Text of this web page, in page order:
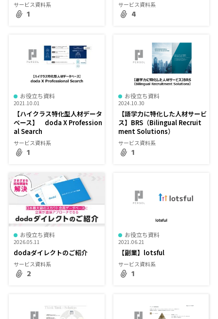
サービス資料系
1
サービス資料系
4
お役立ち資料
2021.10.01
【ハイクラス特化型人材データ
ベース】 doda X Profession
al Search
サービス資料系
1
お役立ち資料
2024.10.30
【語学力に特化した人材サービ
ス】BRS（Bilingual Recruit
ment Solutions）
サービス資料系
1
お役立ち資料
2026.05.11
dodaダイレクトのご紹介
サービス資料系
2
お役立ち資料
2021.06.21
【副業】lotsful
サービス資料系
1